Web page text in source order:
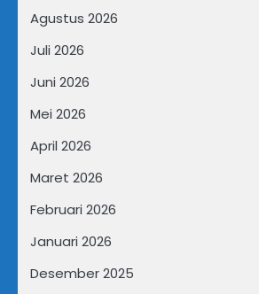
Agustus 2026
Juli 2026
Juni 2026
Mei 2026
April 2026
Maret 2026
Februari 2026
Januari 2026
Desember 2025